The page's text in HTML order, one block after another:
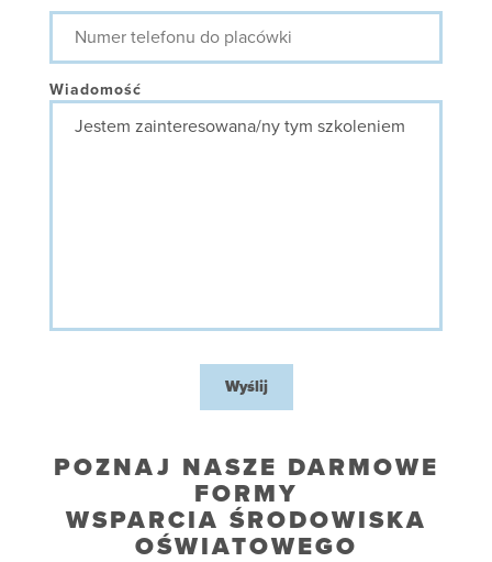
Numer
telefonu
do
Wiadomość
Wyślij
POZNAJ NASZE DARMOWE
FORMY
WSPARCIA ŚRODOWISKA
OŚWIATOWEGO